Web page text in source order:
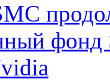
фонд